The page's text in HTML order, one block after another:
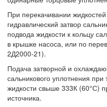
При перекачивании
гидравлический затвор
подвода жидкости к кольцу
в крышке насоса, или по
2Д2000-21).
Подача затворной и
сальникового уплотнения
жидкости свыше 333К (60°С)
источника.